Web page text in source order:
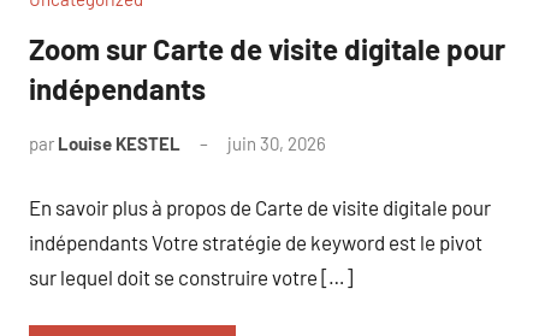
Zoom sur Carte de visite digitale pour
indépendants
par Louise KESTEL juin 30, 2026
En savoir plus à propos de Carte de visite digitale pour
indépendants Votre stratégie de keyword est le pivot
sur lequel doit se construire votre […]